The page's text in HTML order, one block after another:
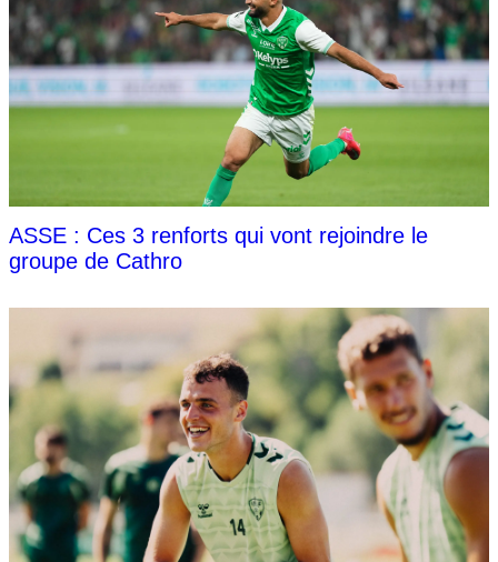
ASSE : Ces 3 renforts qui vont rejoindre le
groupe de Cathro